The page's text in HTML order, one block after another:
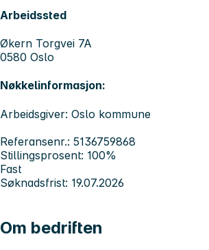
Arbeidssted
Økern Torgvei 7A
0580 Oslo
Nøkkelinformasjon:
Arbeidsgiver: Oslo kommune
Referansenr.: 5136759868
Stillingsprosent: 100%
Fast
Søknadsfrist: 19.07.2026
Om bedriften